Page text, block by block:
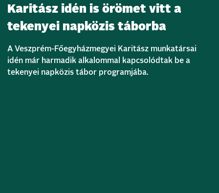
Karitász idén is örömet vitt a
tekenyei napközis táborba
A Veszprém-Főegyházmegyei Karitász munkatársai
idén már harmadik alkalommal kapcsolódtak be a
tekenyei napközis tábor programjába.